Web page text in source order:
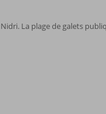
La plage de galets